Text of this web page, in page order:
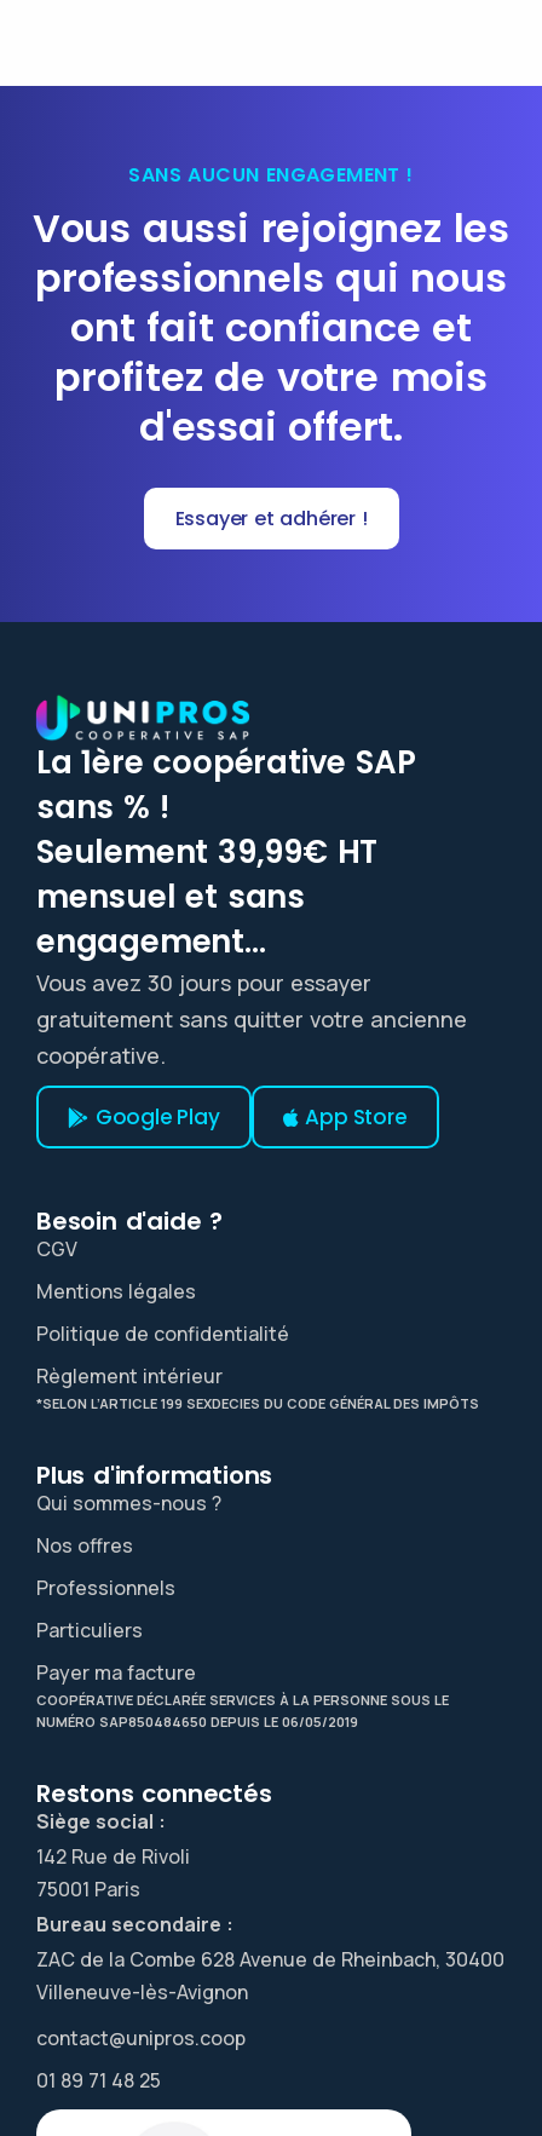
SANS AUCUN ENGAGEMENT !
Vous aussi rejoignez les
professionnels qui nous
ont fait confiance et
profitez de votre mois
d'essai offert.
Essayer et adhérer !
La 1ère coopérative SAP
sans % !
Seulement 39,99€ HT
mensuel et sans
engagement...
Vous avez 30 jours pour essayer
gratuitement sans quitter votre ancienne
coopérative.
Google Play App Store
Besoin d'aide ?
CGV
Mentions légales
Politique de confidentialité
Règlement intérieur
*SELON L’ARTICLE 199 SEXDECIES DU CODE GÉNÉRAL DES IMPÔTS
Plus d'informations​
Qui sommes-nous ?
Nos offres
Professionnels
Particuliers
Payer ma facture
COOPÉRATIVE DÉCLARÉE SERVICES À LA PERSONNE SOUS LE
NUMÉRO SAP850484650 DEPUIS LE 06/05/2019
Restons connectés
Siège social :
142 Rue de Rivoli
75001 Paris
Bureau secondaire :
ZAC de la Combe 628 Avenue de Rheinbach, 30400
Villeneuve-lès-Avignon
contact@unipros.coop
01 89 71 48 25